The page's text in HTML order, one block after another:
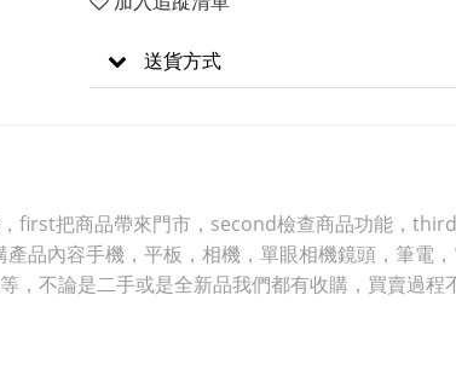
送貨方式
first把商品帶來門市，second檢查商品功能，
品內容手機，平板，相機，單眼相機鏡頭，筆電，
不論是二手或是全新品我們都有收購，買賣過程